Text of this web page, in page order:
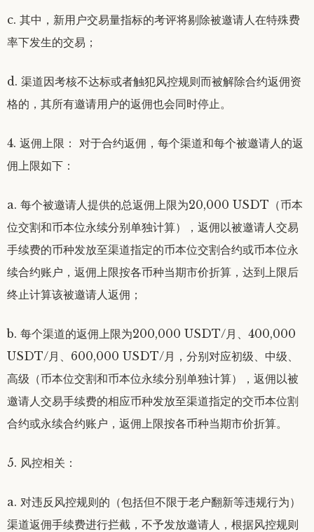
c. 其中，新用户交易量指标的考评将剔除被邀请人在特殊费
率下发生的交易；
d. 渠道因考核不达标或者触犯风控规则而被解除合约返佣资
格的，其所有邀请用户的返佣也会同时停止。
4. 返佣上限： 对于合约返佣，每个渠道和每个被邀请人的返
佣上限如下：
a. 每个被邀请人提供的总返佣上限为20,000 USDT（币本
位交割和币本位永续分别单独计算），返佣以被邀请人交易
手续费的币种发放至渠道指定的币本位交割合约或币本位永
续合约账户，返佣上限按各币种当期市价折算，达到上限后
终止计算该被邀请人返佣；
b. 每个渠道的返佣上限为200,000 USDT/月、400,000
USDT/月、600,000 USDT/月，分别对应初级、中级、
高级（币本位交割和币本位永续分别单独计算），返佣以被
邀请人交易手续费的相应币种发放至渠道指定的交币本位割
合约或永续合约账户，返佣上限按各币种当期市价折算。
5. 风控相关：
a. 对违反风控规则的（包括但不限于老户翻新等违规行为）
渠道返佣手续费进行拦截，不予发放邀请人，根据风控规则